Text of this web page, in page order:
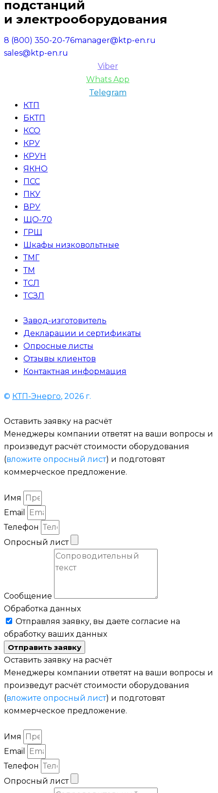
подстанций
и электрооборудования
8 (800) 350-20-76manager@ktp-en.ru
sales@ktp-en.ru
Viber
Whats App
Telegram
КТП
БКТП
КСО
КРУ
КРУН
ЯКНО
ПСС
ПКУ
ВРУ
ЩО-70
ГРЩ
Шкафы низковольтные
ТМГ
ТМ
ТСЛ
ТСЗЛ
Завод-изготовитель
Декларации и сертификаты
Опросные листы
Отзывы клиентов
Контактная информация
© КТП-Энерго, 2026 г.
Оставить заявку на расчёт
Менеджеры компании ответят на ваши вопросы и
произведут расчёт стоимости оборудования
(вложите опросный лист) и подготовят
коммерческое предложение.
Имя
Email
Телефон
Опросный лист
Сообщение
Обработка данных
Отправляя заявку, вы даете согласие на
обработку ваших данных
Отправить заявку
Оставить заявку на расчёт
Менеджеры компании ответят на ваши вопросы и
произведут расчёт стоимости оборудования
(вложите опросный лист) и подготовят
коммерческое предложение.
Имя
Email
Телефон
Опросный лист